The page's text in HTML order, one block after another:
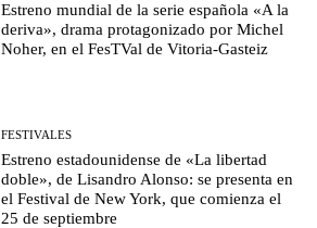
Estreno mundial de la serie española «A la
deriva», drama protagonizado por Michel
Noher, en el FesTVal de Vitoria-Gasteiz
FESTIVALES
Estreno estadounidense de «La libertad
doble», de Lisandro Alonso: se presenta en
el Festival de New York, que comienza el
25 de septiembre